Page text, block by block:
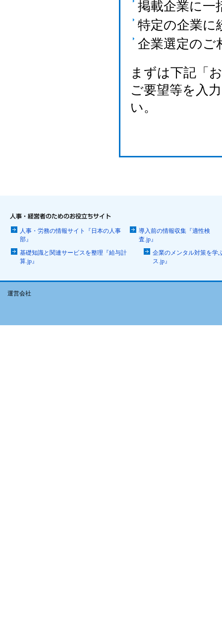
掲載企業に一
特定の企業に
企業選定のご
まずは下記「
ご要望等を入
い。
人事・労務の情報サイト『日本の人事
部』
導入前の情報収集『適性検
査.jp』
基礎知識と関連サービスを整理『給与計
算.jp』
企業のメンタル対策を学
ス.jp』
運営会社